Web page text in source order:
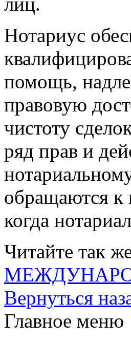
Нотариус
помощь,
правовую
чистоту
ряд прав и
обращаются к
когда
Читайте так
Вернуться
Главное меню